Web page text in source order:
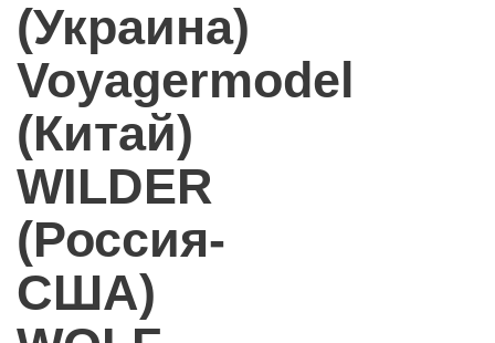
(Украина)
Voyagermodel
(Китай)
WILDER
(Россия-
США)